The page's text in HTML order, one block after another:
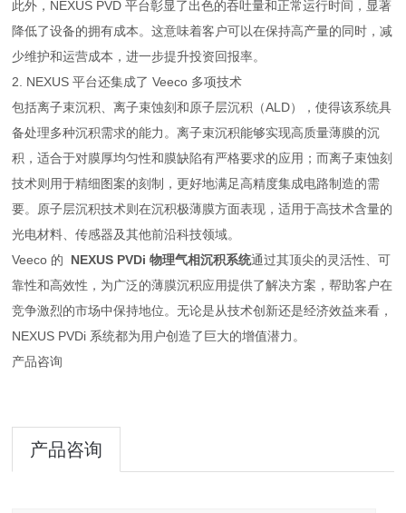
此外，NEXUS PVD 平台彰显了出色的吞吐量和正常运行时间，显著
降低了设备的拥有成本。这意味着客户可以在保持高产量的同时，减
少维护和运营成本，进一步提升投资回报率。
2. NEXUS 平台还集成了 Veeco 多项技术
包括离子束沉积、离子束蚀刻和原子层沉积（ALD），使得该系统具
备处理多种沉积需求的能力。离子束沉积能够实现高质量薄膜的沉
积，适合于对膜厚均匀性和膜缺陷有严格要求的应用；而离子束蚀刻
技术则用于精细图案的刻制，更好地满足高精度集成电路制造的需
要。原子层沉积技术则在沉积极薄膜方面表现，适用于高技术含量的
光电材料、传感器及其他前沿科技领域。
Veeco 的 NEXUS PVDi 物理气相沉积系统通过其顶尖的灵活性、可
靠性和高效性，为广泛的薄膜沉积应用提供了解决方案，帮助客户在
竞争激烈的市场中保持地位。无论是从技术创新还是经济效益来看，
NEXUS PVDi 系统都为用户创造了巨大的增值潜力。
产品咨询
产品咨询